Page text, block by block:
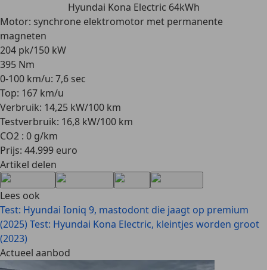
Hyundai Kona Electric 64kWh
Motor: synchrone elektromotor met permanente
magneten
204 pk/150 kW
395 Nm
0-100 km/u: 7,6 sec
Top: 167 km/u
Verbruik: 14,25 kW/100 km
Testverbruik: 16,8 kW/100 km
CO2 : 0 g/km
Prijs: 44.999 euro
Artikel delen
Lees ook
Test: Hyundai Ioniq 9, mastodont die jaagt op premium
(2025) Test: Hyundai Kona Electric, kleintjes worden groot
(2023)
Actueel aanbod